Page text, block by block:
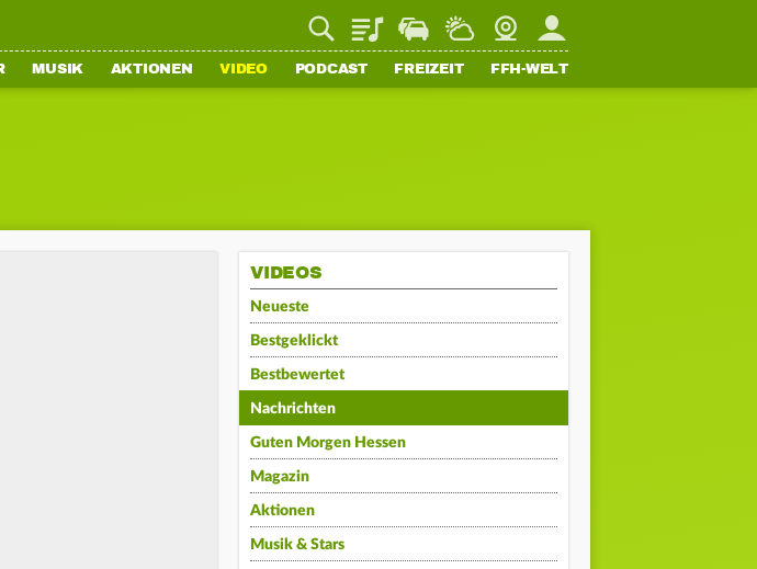
PlaylistStaupilotWetterWebcamMein FFH
MUSIK AKTIONEN VIDEO PODCAST FREIZEIT FFH-WELT
VIDEOS
Neueste
Bestgeklickt
Bestbewertet
Nachrichten
Guten Morgen Hessen
Magazin
Aktionen
Musik & Stars